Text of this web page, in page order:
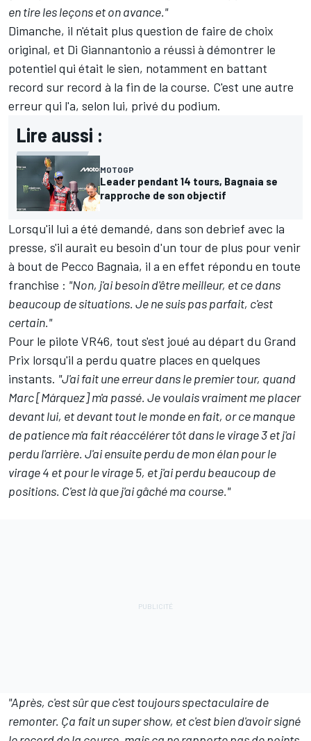
en tire les leçons et on avance."
Dimanche, il n'était plus question de faire de choix
original, et Di Giannantonio a réussi à démontrer le
potentiel qui était le sien, notamment en battant
record sur record à la fin de la course. C'est une autre
erreur qui l'a, selon lui, privé du podium.
Lire aussi :
MOTOGP
Leader pendant 14 tours, Bagnaia se
rapproche de son objectif
Lorsqu'il lui a été demandé, dans son debrief avec la
presse, s'il aurait eu besoin d'un tour de plus pour venir
à bout de Pecco Bagnaia, il a en effet répondu en toute
franchise : "Non, j'ai besoin d'être meilleur, et ce dans
beaucoup de situations. Je ne suis pas parfait, c'est
certain."
Pour le pilote VR46, tout s'est joué au départ du Grand
Prix lorsqu'il a perdu quatre places en quelques
instants. "J'ai fait une erreur dans le premier tour, quand
Marc [Márquez] m'a passé. Je voulais vraiment me placer
devant lui, et devant tout le monde en fait, or ce manque
de patience m'a fait réaccélérer tôt dans le virage 3 et j'ai
perdu l'arrière. J'ai ensuite perdu de mon élan pour le
virage 4 et pour le virage 5, et j'ai perdu beaucoup de
positions. C'est là que j'ai gâché ma course."
"Après, c'est sûr que c'est toujours spectaculaire de
remonter. Ça fait un super show, et c'est bien d'avoir signé